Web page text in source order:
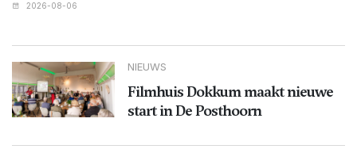
2026-08-06
NIEUWS
Filmhuis Dokkum maakt nieuwe
start in De Posthoorn